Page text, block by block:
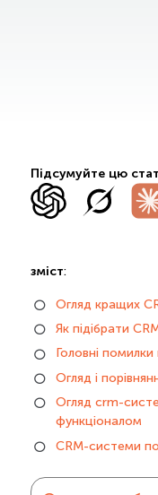
Підсумуйте цю
зміст:
Огляд кращих
Як підібрати
Головні
Огляд і
Огляд crm-
функціоналом
CRM-системи по